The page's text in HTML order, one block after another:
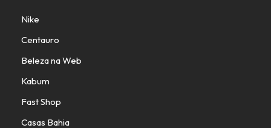
Nike
Centauro
Beleza na Web
Kabum
Fast Shop
Casas Bahia